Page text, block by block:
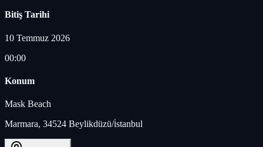
Bitiş Tarihi
10 Temmuz 2026
00:00
Konum
Mask Beach
Marmara, 34524 Beylikdüzü/i̇stanbul